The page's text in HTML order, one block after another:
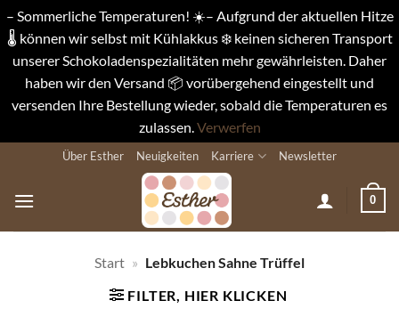
– Sommerliche Temperaturen! ☀️– Aufgrund der aktuellen Hitze
🌡️ können wir selbst mit Kühlakkus ❄️ keinen sicheren Transport
unserer Schokoladenspezialitäten mehr gewährleisten. Daher
haben wir den Versand 📦 vorübergehend eingestellt und
versenden Ihre Bestellung wieder, sobald die Temperaturen es
zulassen.Verwerfen
springen
Über Esther Neuigkeiten Karriere Newsletter
0
Start » Lebkuchen Sahne Trüffel
FILTER, HIER KLICKEN